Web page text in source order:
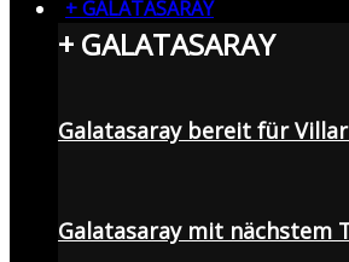
+ GALATASARAY
+ GALATASARAY
Galatasaray bereit für
Galatasaray mit nächstem